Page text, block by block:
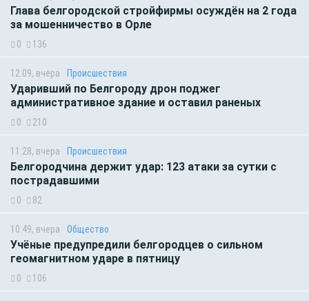
Глава белгородской стройфирмы осуждён на 2 года
за мошенничество в Орле
0 136
12:09, вчера Происшествия
Ударивший по Белгороду дрон поджег
административное здание и оставил раненых
0 210
11:28, вчера Происшествия
Белгородчина держит удар: 123 атаки за сутки с
пострадавшими
0 82
10:49, вчера Общество
Учёные предупредили белгородцев о сильном
геомагнитном ударе в пятницу
0 106